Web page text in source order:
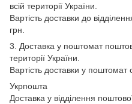
всій території України.
Вартість доставки до
грн.
3. Доставка у поштомат
території України.
Вартість доставки у
Укрпошта
Доставка у відділення